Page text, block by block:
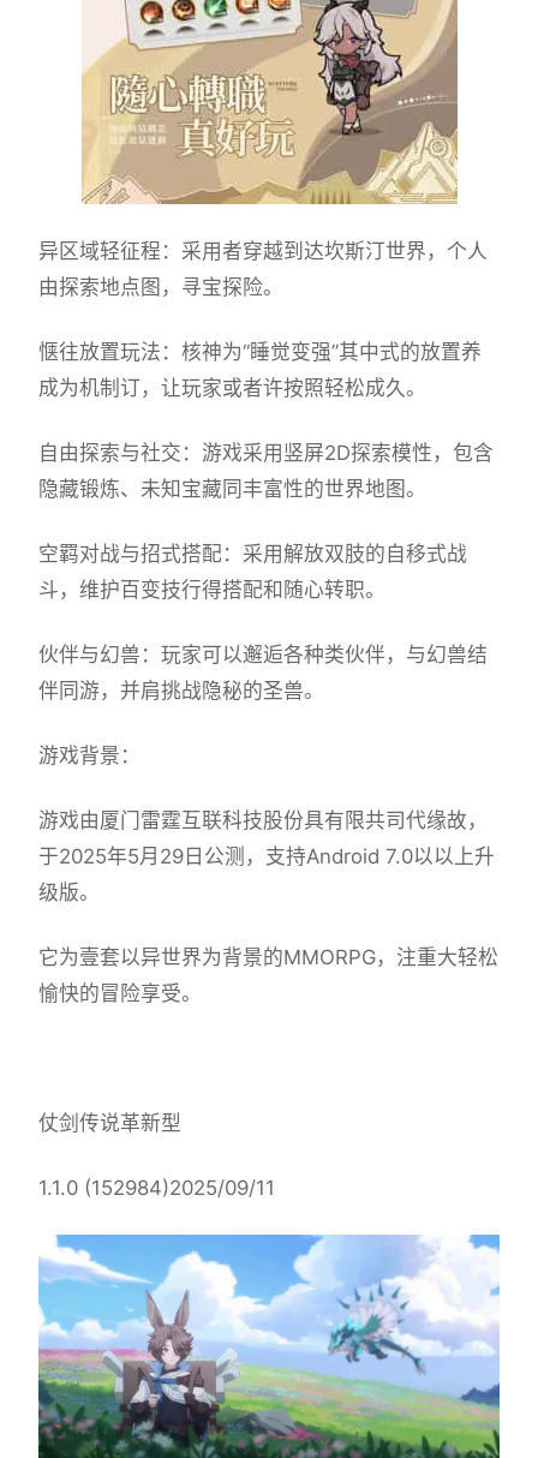
异区域轻征程：采用者穿越到达坎斯汀世界，个人
由探索地点图，寻宝探险。
惬往放置玩法：核神为“睡觉变强”其中式的放置养
成为机制订，让玩家或者许按照轻松成久。
自由探索与社交：游戏采用竖屏2D探索模性，包含
隐藏锻炼、未知宝藏同丰富性的世界地图。
空羁对战与招式搭配：采用解放双肢的自移式战
斗，维护百变技行得搭配和随心转职。
伙伴与幻兽：玩家可以邂逅各种类伙伴，与幻兽结
伴同游，并肩挑战隐秘的圣兽。
游戏背景：
游戏由厦门雷霆互联科技股份具有限共司代缘故，
于2025年5月29日公测，支持Android 7.0以以上升
级版。
它为壹套以异世界为背景的MMORPG，注重大轻松
愉快的冒险享受。
仗剑传说革新型
1.1.0 (152984)2025/09/11